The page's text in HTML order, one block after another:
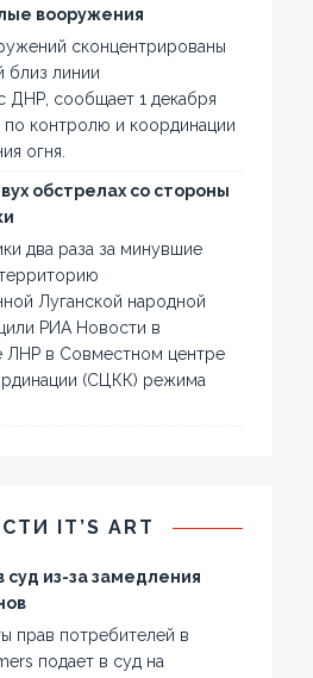
вооружения
сконцентрированы
близ линии
ДНР, сообщает 1 декабря
контролю и координации
огня.
обстрелах со стороны
два раза за минувшие
Луганской народной
РИА Новости в
ЛНР в Совместном центре
(СЦКК) режима
IT’S ART
суд из-за замедления
прав потребителей в
подает в суд на